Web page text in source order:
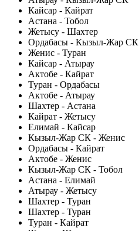
Кайсар - Кайрат
Астана - Тобол
Жетысу - Шахтер
Ордабасы - Кызыл-Жар СК
Женис - Туран
Кайсар - Атырау
Актобе - Кайрат
Туран - Ордабасы
Актобе - Атырау
Шахтер - Астана
Кайрат - Жетысу
Елимай - Кайсар
Кызыл-Жар СК - Женис
Ордабасы - Кайрат
Актобе - Женис
Кызыл-Жар СК - Тобол
Астана - Елимай
Атырау - Жетысу
Шахтер - Туран
Шахтер - Туран
Туран - Кайрат